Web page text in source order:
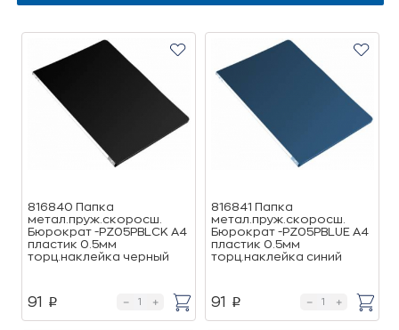
816840 Папка
метал.пруж.скоросш.
Бюрократ -PZ05PBLCK A4
пластик 0.5мм
торц.наклейка черный
91 p
816841 Папка
метал.пруж.скоросш.
Бюрократ -PZ05PBLUE A4
пластик 0.5мм
торц.наклейка синий
91 p